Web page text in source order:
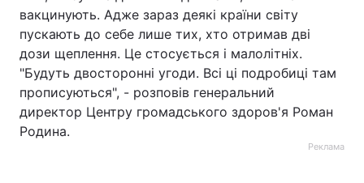
вакцинують. Адже зараз деякі країни світу
пускають до себе лише тих, хто отримав дві
дози щеплення. Це стосується і малолітніх.
"Будуть двосторонні угоди. Всі ці подробиці там
прописуються", - розповів генеральний
директор Центру громадського здоров'я Роман
Родина.
Реклама